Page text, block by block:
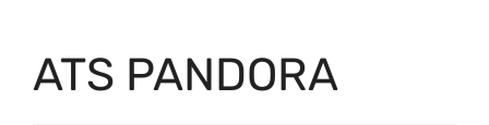
ATS PANDORA